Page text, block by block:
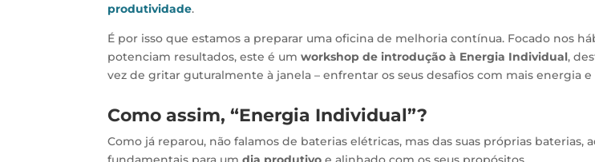
produtividade.
É por isso que estamos a preparar uma oficina de melhoria contínua. Focado nos
potenciam resultados, este é umworkshop de introdução à Energia Individual,
vez de gritar guturalmente à janela – enfrentar os seus desafios com mais energia e
Como assim, “Energia Individual”?
Como já reparou, não falamos de baterias elétricas, mas das suas próprias baterias,